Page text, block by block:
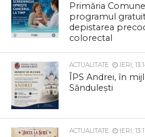
Primăria
programul
depistarea
colorectal
ACTUALITATE IERI,
ÎPS Andrei, în
Săndulești
ACTUALITATE IERI, 13:11